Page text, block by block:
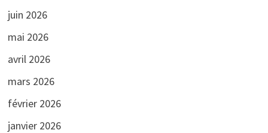
juin 2026
mai 2026
avril 2026
mars 2026
février 2026
janvier 2026